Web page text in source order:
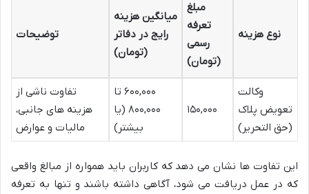
نوع هزینه
مبلغ
تعرفه
رسمی
(تومان)
میانگین هزینه
رایج در دفاتر
(تومان)
توضیحات
وکالت
تعویض پلاک
(حق التحریر)
۱۵۰,۰۰۰
۶۰۰,۰۰۰ تا
۸۰۰,۰۰۰ (یا
بیشتر)
تفاوت ناشی از
هزینه های جانبی،
مالیات و عوارض
این تفاوت ها نشان می دهد که کاربران باید همواره از مبالغ واقعی
که در عمل دریافت می شود، آگاهی داشته باشند و تنها به تعرفه